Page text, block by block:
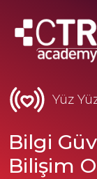
Yüz
Bilgi
Bilişim